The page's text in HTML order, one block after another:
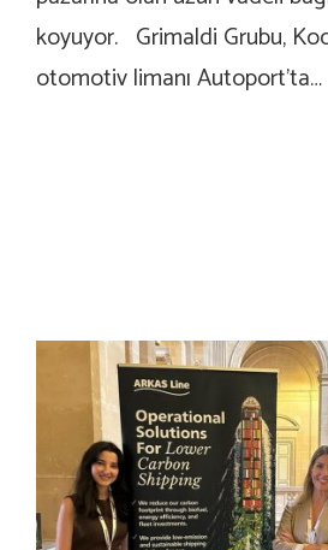
koyuyor. Grimaldi Grubu,
otomotiv limanı Autoport’ta…